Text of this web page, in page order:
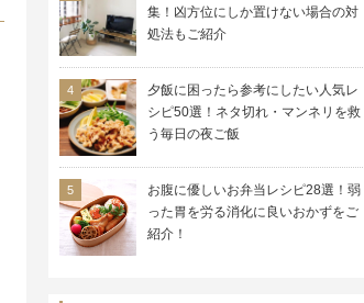
集！凶方位にしか置けない場合の対
処法もご紹介
夕飯に困ったら参考にしたい人気レ
シピ50選！ネタ切れ・マンネリを救
う毎日の夜ご飯
お腹に優しいお弁当レシピ28選！弱
った胃を労る消化に良いおかずをご
紹介！